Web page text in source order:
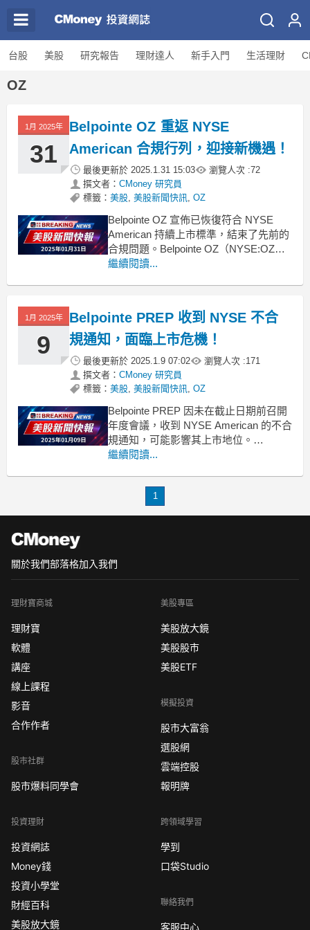
台股 美股 研究報告 理財達人 新手入門 生活理財
OZ
1月 2025年
31
Belpointe OZ 重返 NYSE
American 合規行列，迎接新機遇！
最後更新於 2025.1.31 15:03 瀏覽人次 :72
撰文者： CMoney 研究員
標籤： 美股, 美股新聞快訊, OZ
Belpointe OZ 宣佈已恢復符合 NYSE
American 持續上市標準，結束了先前的
合規問題。Belpointe OZ（NYSE:OZ）
於本週四宣佈，該公司已成功重回
導致其收到非合規通知。然而，隨
繼續閱讀...
1月 2025年
9
Belpointe PREP 收到 NYSE 不合
規通知，面臨上市危機！
最後更新於 2025.1.9 07:02 瀏覽人次 :171
撰文者： CMoney 研究員
標籤： 美股, 美股新聞快訊, OZ
Belpointe PREP 因未在截止日期前召開
年度會議，收到 NYSE American 的不合
規通知，可能影響其上市地位。
Belpointe PREP（NYSE:OZ）於本週三
12 月 31 日之前召開
繼續閱讀...
1
關於我們部落格加入我們
理財寶商城
理財寶
軟體
講座
線上課程
影音
合作作者
股市社群
股市爆料同學會
投資理財
投資網誌
Money錢
投資小學堂
財經百科
美股放大鏡
美股專區
美股放大鏡
美股股市
美股ETF
模擬投資
股市大富翁
選股網
雲端控股
報明牌
跨領域學習
學到
口袋Studio
聯絡我們
客服中心